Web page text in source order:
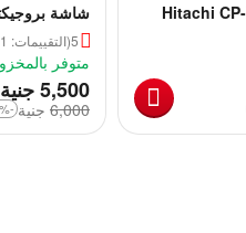
Hitachi
كهرباء
5(التقييمات: 1)
متوفر
جنية5,500
جنية 6,000
-8%